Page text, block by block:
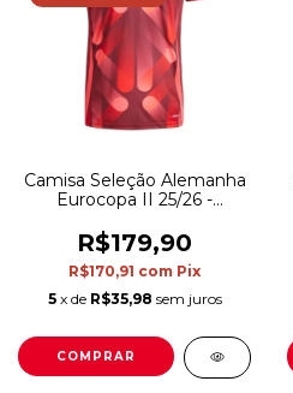
Camisa Seleção Alemanha
Eurocopa II 25/26 -
- Vermelha
R$179,90
R$170,91 com Pix
5 x de R$35,98 sem juros
COMPRAR